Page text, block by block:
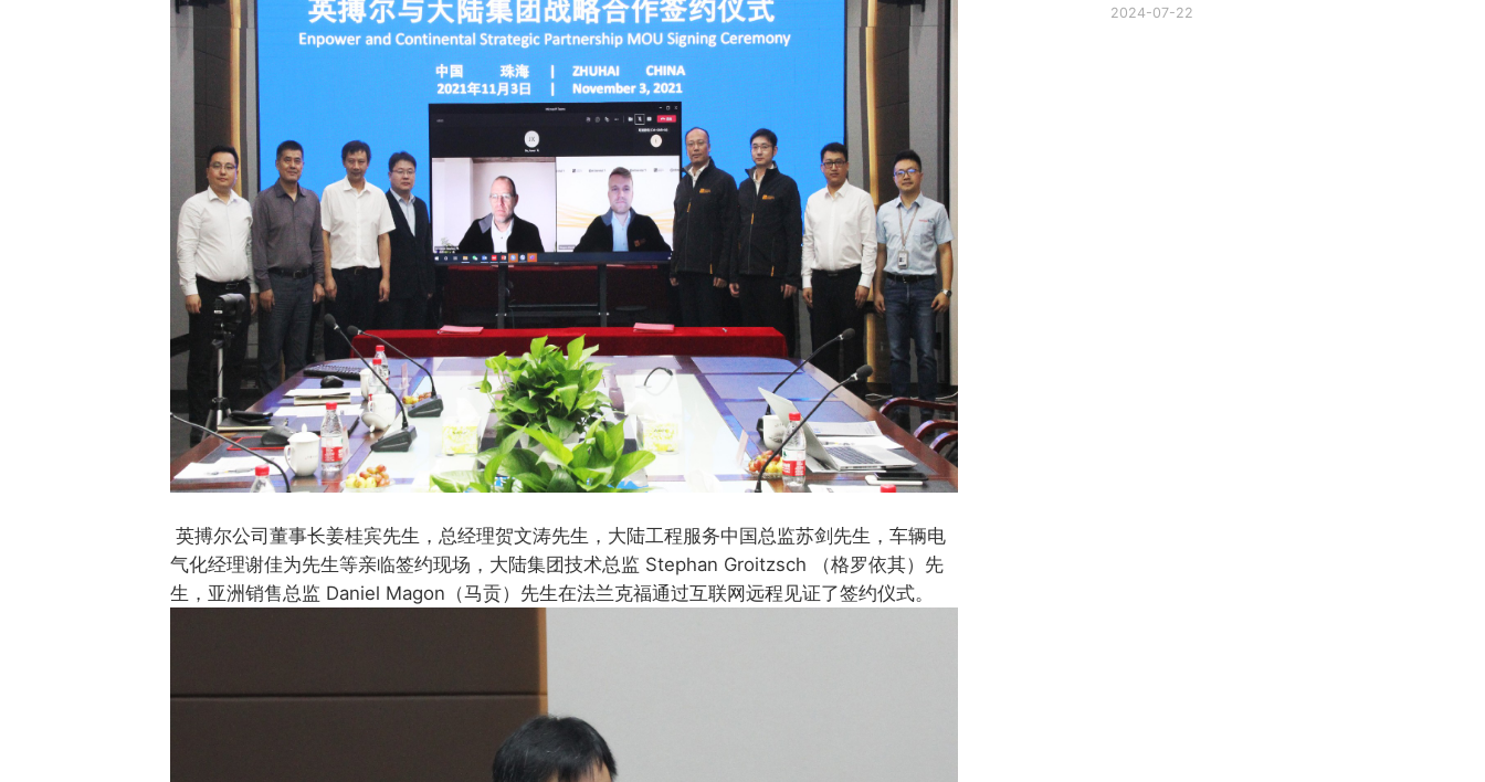
英搏尔公司董事长姜桂宾先生，总经理贺文涛先生，大陆工程服务中国总监苏剑先生，车辆电
气化经理谢佳为先生等亲临签约现场，大陆集团技术总监 Stephan Groitzsch （格罗依其）先
生，亚洲销售总监 Daniel Magon（马贡）先生在法兰克福通过互联网远程见证了签约仪式。
2024-07-22